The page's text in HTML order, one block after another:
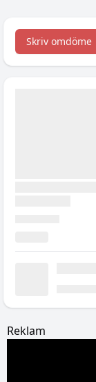
med tänderna
du gör det till en
Skriv omdöme
Reklam